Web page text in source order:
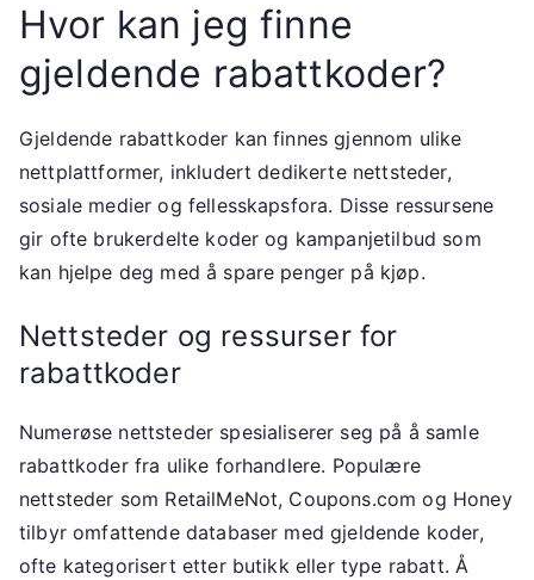
Hvor kan jeg finne
gjeldende rabattkoder?
Gjeldende rabattkoder kan finnes gjennom ulike
nettplattformer, inkludert dedikerte nettsteder,
sosiale medier og fellesskapsfora. Disse ressursene
gir ofte brukerdelte koder og kampanjetilbud som
kan hjelpe deg med å spare penger på kjøp.
Nettsteder og ressurser for
rabattkoder
Numerøse nettsteder spesialiserer seg på å samle
rabattkoder fra ulike forhandlere. Populære
nettsteder som RetailMeNot, Coupons.com og Honey
tilbyr omfattende databaser med gjeldende koder,
ofte kategorisert etter butikk eller type rabatt. Å